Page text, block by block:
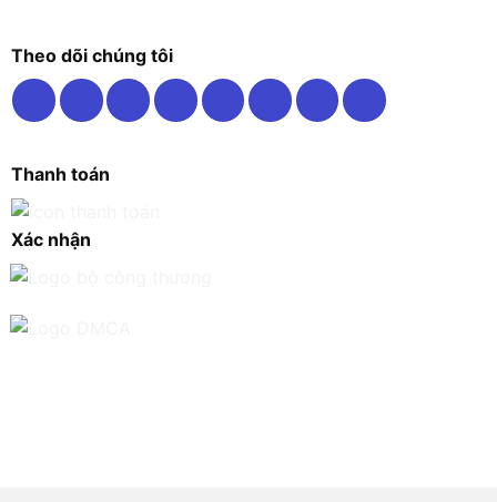
Theo dõi chúng tôi
Thanh toán
Xác nhận